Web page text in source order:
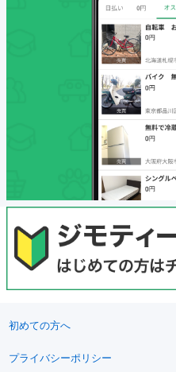
初めての方へ
プライバシーポリシー